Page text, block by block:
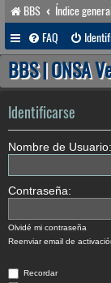
BBS
Índice
FAQ
BBS | ONSA
Identificarse
Nombre de Usuario:
Contraseña:
Olvidé mi contraseña
Reenviar email de
Recordar